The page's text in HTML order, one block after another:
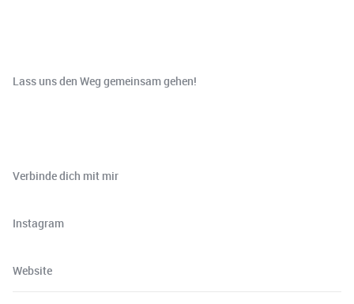
Lass uns den Weg gemeinsam gehen!
Verbinde dich mit mir
⁠⁠⁠⁠⁠⁠⁠⁠⁠⁠⁠⁠⁠⁠⁠⁠⁠⁠⁠⁠⁠Instagram⁠⁠⁠⁠⁠⁠⁠⁠
⁠⁠⁠⁠⁠⁠⁠⁠Website